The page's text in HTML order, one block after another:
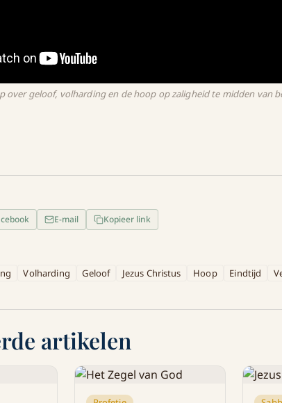
over geloof, volharding en de hoop op zaligheid te midden van
E-mail Kopieer link
Volharding Geloof Jezus Christus Hoop Eindtijd
artikelen